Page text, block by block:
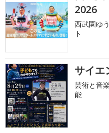
2026
西武園ゆ
ト
サイエ
芸術と音
能